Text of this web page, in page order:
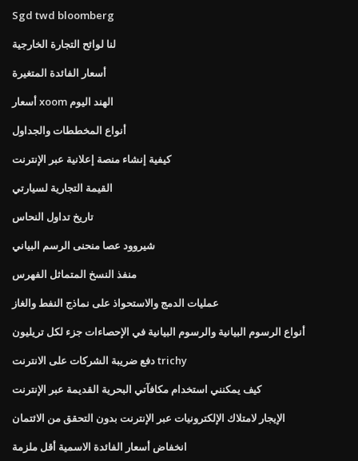
Sgd twd bloomberg
لنا لوائح التجارة الخارجية
أسعار الفائدة المتغيرة
أسعار xoom الهند اليوم
أنواع المخططات والجداول
كيفية إنشاء منصة إعلانية عبر الإنترنت
القيمة التجارية لسيارتي
تاريخ تداول النحاس
شيروود عصا منحنى الرسم البياني
منفذ النسخ المتماثل الفهرس
عمليات الدمج والاستحواذ على نماذج النفط والغاز
أنواع الرسوم البيانية والرسوم البيانية في الإحصاءات جزء لكل تريليون
دفع ضريبة الشركات على الانترنت trichy
كيف يمكنني استخدام مكافآتي البحرية القديمة عبر الإنترنت
الإيجار لامتلاك الإلكترونيات عبر الإنترنت بدون التحقق من الائتمان
انخفاض أسعار الفائدة الاسمية أقل ملزمة